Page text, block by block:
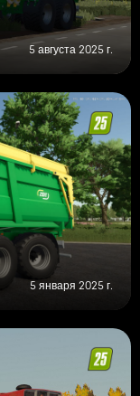
5 августа 2025 г.
5 января 2025 г.